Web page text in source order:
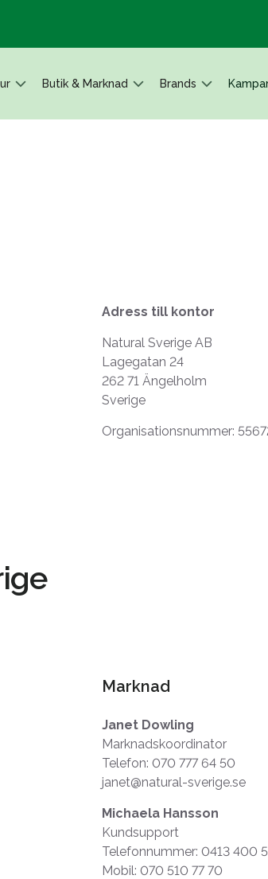
Butik & Marknad Brands
Adress till kontor
Natural Sverige AB
Lagegatan 24
262 71 Ängelholm
Sverige
Organisationsnummer:
Marknad
Janet Dowling
Marknadskoordinator
Telefon: 070 777 64 50
janet@natural-sverige.se
Michaela Hansson
Kundsupport
Telefonnummer: 0413 400
Mobil: 070 510 77 70